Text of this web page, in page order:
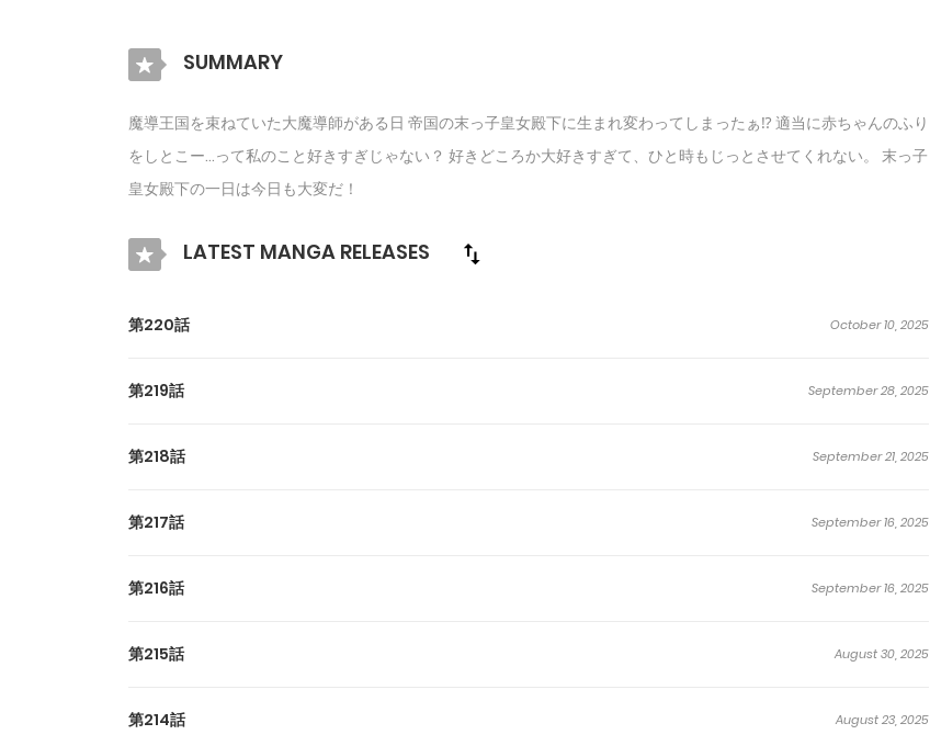
SUMMARY
魔導王国を束ねていた大魔導師がある日 帝国の末っ子皇女殿下に生まれ変わってしまったぁ⁉ 適当に赤ちゃんのふり
をしとこー…って私のこと好きすぎじゃない？ 好きどころか大好きすぎて、ひと時もじっとさせてくれない。 末っ子
皇女殿下の一日は今日も大変だ！
LATEST MANGA RELEASES
第220話 October 10, 2025
第219話 September 28, 2025
第218話 September 21, 2025
第217話 September 16, 2025
第216話 September 16, 2025
第215話 August 30, 2025
第214話 August 23, 2025